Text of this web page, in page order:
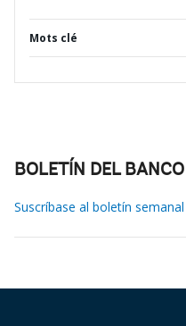
Mots clé
BOLETÍN DEL
Suscríbase al boletín